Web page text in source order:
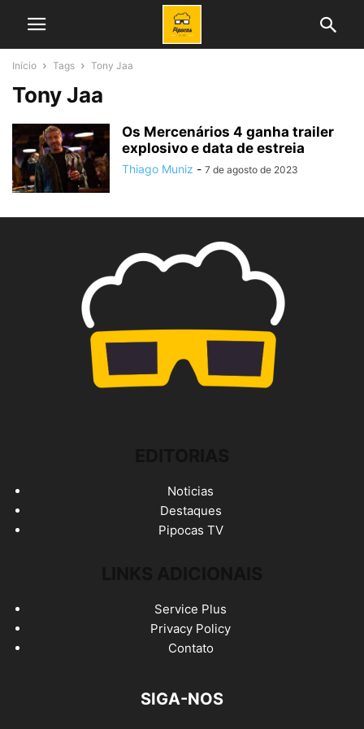
Início Tags Tony Jaa
Tony Jaa
Os Mercenários 4 ganha trailer
explosivo e data de estreia
Thiago Muniz - 7 de agosto de 2023
Noticias
Destaques
Pipocas TV
Service Plus
Privacy Policy
Contato
SIGA-NOS